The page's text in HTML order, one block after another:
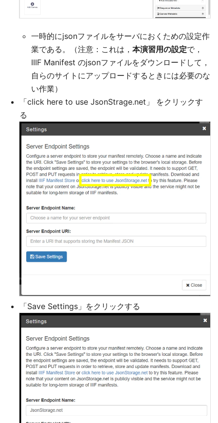
一時的にjsonファイルをサーバにおくための設定作
業である。（注意：これは， 本演習用の設定で，
IIIF Manifest のjsonファイルをダウンロードして，
自らのサイトにアップロードするときには必要のな
い作業）
「click here to use JsonStrage.net」 をクリックす
る
「Save Settings」をクリックする